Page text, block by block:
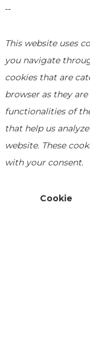
--
This website uses
you navigate
cookies that are
browser as they
functionalities of
that help us
website. These
with your consent.
Cookie